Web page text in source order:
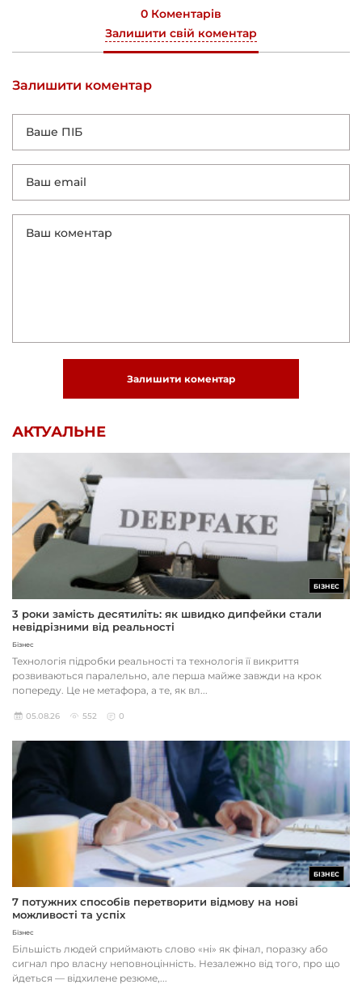
0 Коментарів
Залишити свій коментар
Залишити коментар
Залишити коментар
АКТУАЛЬНЕ
БІЗНЕС
3 роки замість десятиліть: як швидко дипфейки стали
невідрізними від реальності
Бізнес
Технологія підробки реальності та технологія її викриття
розвиваються паралельно, але перша майже завжди на крок
попереду. Це не метафора, а те, як вл...
05.08.26 552 0
БІЗНЕС
7 потужних способів перетворити відмову на нові
можливості та успіх
Бізнес
Більшість людей сприймають слово «ні» як фінал, поразку або
сигнал про власну неповноцінність. Незалежно від того, про що
йдеться — відхилене резюме,...